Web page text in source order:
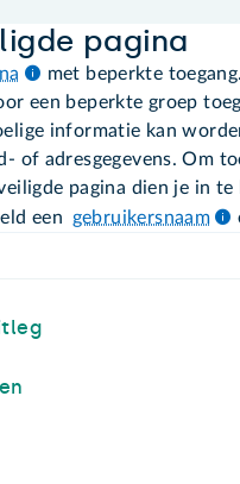
pagina
met beperkte
een beperkte groep
informatie kan
of adresgegevens. Om
pagina dien je in te
een
gebruikersnaam